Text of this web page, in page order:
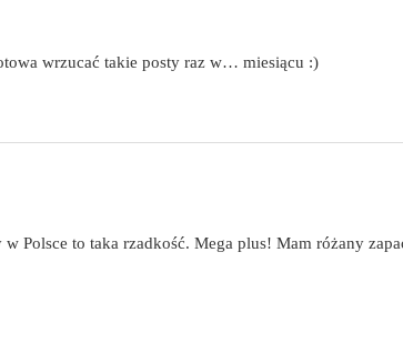
wrzucać takie posty raz w… miesiącu :)
Polsce to taka rzadkość. Mega plus! Mam różany